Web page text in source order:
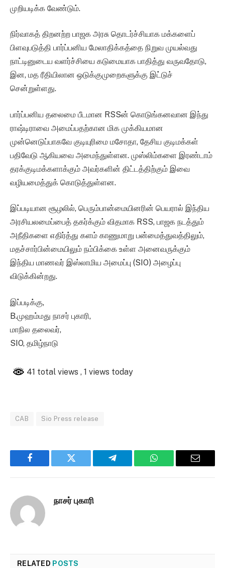
முறியடிக்க வேண்டும்.
நிர்வாகத் திறனற்ற பாஜக அரசு தொடர்ச்சியாக மக்களைப்
பிளவுபடுத்தி பார்ப்பனிய மேலாதிக்கத்தை நிறுவ முயல்வது
நாட்டினுடைய வளர்ச்சியை கடுமையாக பாதித்து வருவதோடு,
இன, மத ரீதியிலான ஒடுக்குமுறைகளுக்கு இட்டுச்
சென்றுள்ளது.
பார்ப்பனிய தலைமை பீடமான RSSன் கொடுங்கனவான இந்து
ராஷ்டிராவை அமைப்பதற்கான மிக முக்கியமான
முன்னெடுப்பாகவே குடியுரிமை மசோதா, தேசிய குடிமக்கள்
பதிவேடு ஆகியவை அமைந்துள்ளன. முஸ்லிம்களை இரண்டாம்
தரக்குடிமக்களாக்கும் அவர்களின் திட்டத்திற்கும் இவை
வழியமைத்துக் கொடுத்துள்ளன.
இப்படியான சூழலில், பெரும்பான்மையினரின் பெயரால் இந்திய
அரசியலமைப்பைத் தகர்க்கும் விதமாக RSS, பாஜக நடத்தும்
அநீதிகளை எதிர்த்து களம் காணுமாறு பன்மைத்துவத்திலும்,
மதச்சார்பின்மையிலும் நம்பிக்கை உள்ள அனைவருக்கும்
இந்திய மாணவர் இஸ்லாமிய அமைப்பு (SIO) அழைப்பு
விடுக்கின்றது.
இப்படிக்கு,
B.முஹம்மது நாசர் புகாரி,
மாநில தலைவர்,
SIO, தமிழ்நாடு
41 total views , 1 views today
CAB Sio Press release
Facebook Twitter Telegram WhatsApp Email
நாசர் புகாரி
RELATED POSTS